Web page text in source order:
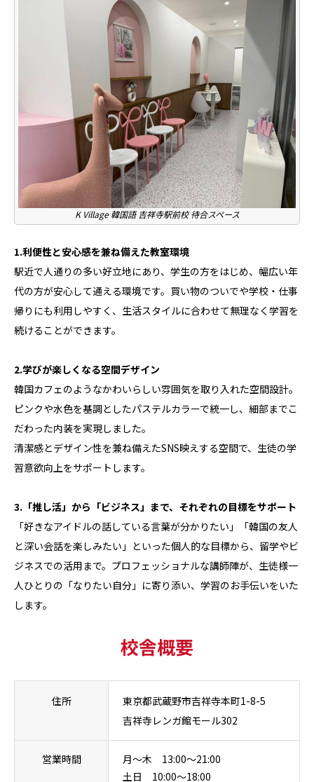
K Village 韓国語 吉祥寺駅前校 待合スペース
1.利便性と安心感を兼ね備えた教室環境
駅近で人通りの多い好立地にあり、学生の方をはじめ、幅広い年
代の方が安心して通える環境です。買い物のついでや学校・仕事
帰りにも利用しやすく、生活スタイルに合わせて無理なく学習を
続けることができます。
2.学びが楽しくなる空間デザイン
韓国カフェのようなかわいらしい雰囲気を取り入れた空間設計。
ピンクや水色を基調としたパステルカラーで統一し、細部までこ
だわった内装を実現しました。
清潔感とデザイン性を兼ね備えたSNS映えする空間で、生徒の学
習意欲向上をサポートします。
3.「推し活」から「ビジネス」まで、それぞれの目標をサポート
「好きなアイドルの話している言葉が分かりたい」「韓国の友人
と深い会話を楽しみたい」といった個人的な目標から、留学やビ
ジネスでの活用まで。プロフェッショナルな講師陣が、生徒様一
人ひとりの「なりたい自分」に寄り添い、学習のお手伝いをいた
します。
校舎概要
住所
東京都武蔵野市吉祥寺本町1-8-5
吉祥寺レンガ館モール302
営業時間
月～木 13:00～21:00
土日 10:00～18:00